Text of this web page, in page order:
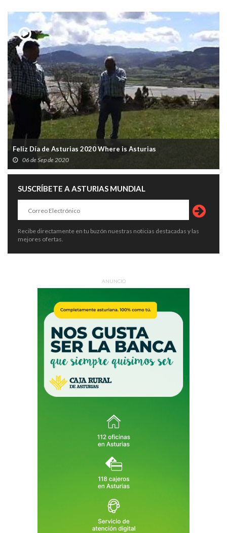
Feliz Día de Asturias 2020 Where is Asturias
06 de Sep de 2020
SUSCRÍBETE A ASTURIAS MUNDIAL
Recibe directamente en tu buzón nuestras noticias destacadas y las
mejores ofertas.
ANUNCIO